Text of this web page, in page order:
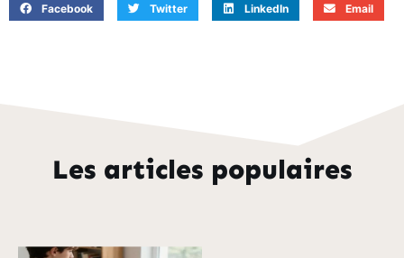
Facebook Twitter LinkedIn Email
Les articles populaires